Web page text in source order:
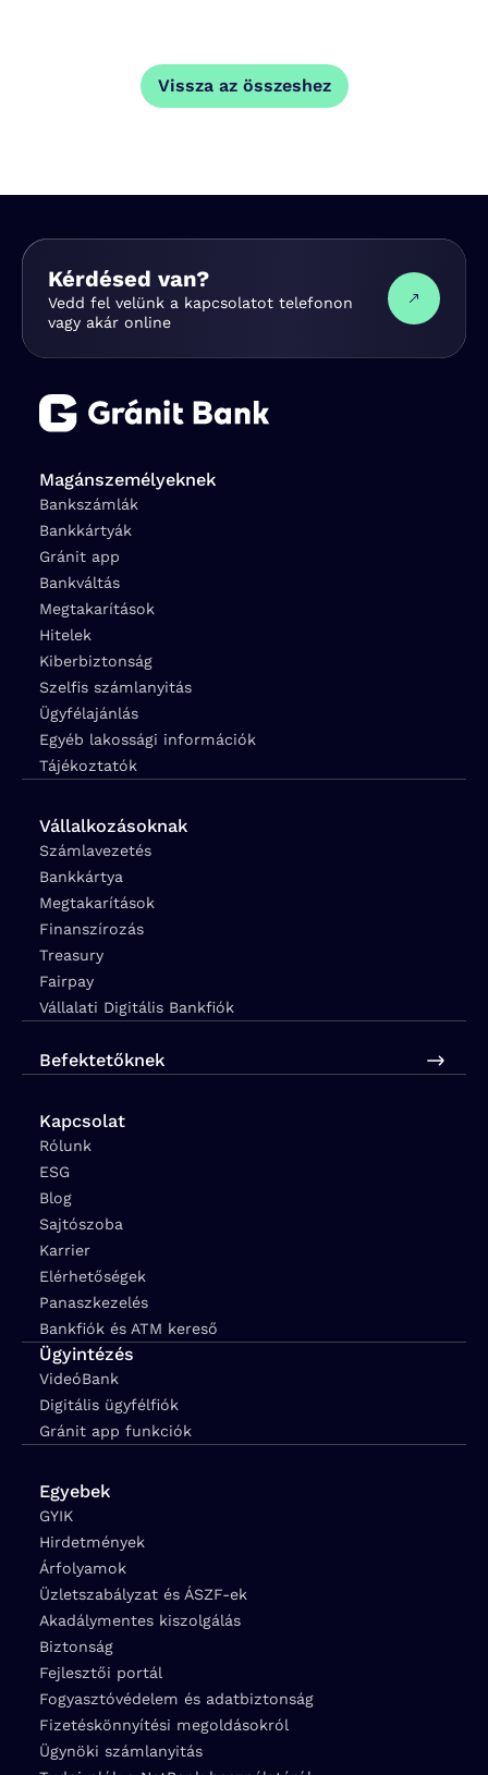
Vissza az összeshez
Kérdésed van?
Vedd fel velünk a kapcsolatot telefonon
vagy akár online
Magánszemélyeknek
Bankszámlák
Bankkártyák
Gránit app
Bankváltás
Megtakarítások
Hitelek
Kiberbiztonság
Szelfis számlanyitás
Ügyfélajánlás
Egyéb lakossági információk
Tájékoztatók
Vállalkozásoknak
Számlavezetés
Bankkártya
Megtakarítások
Finanszírozás
Treasury
Fairpay
Vállalati Digitális Bankfiók
Befektetőknek
Kapcsolat
Rólunk
ESG
Blog
Sajtószoba
Karrier
Elérhetőségek
Panaszkezelés
Bankfiók és ATM kereső
Ügyintézés
VideóBank
Digitális ügyfélfiók
Gránit app funkciók
Egyebek
GYIK
Hirdetmények
Árfolyamok
Üzletszabályzat és ÁSZF-ek
Akadálymentes kiszolgálás
Biztonság
Fejlesztői portál
Fogyasztóvédelem és adatbiztonság
Fizetéskönnyítési megoldásokról
Ügynöki számlanyitás